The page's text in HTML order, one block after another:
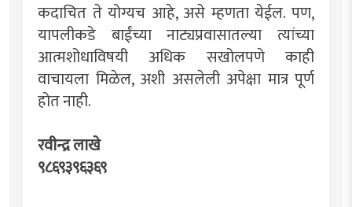
कदाचित ते योग्यच आहे, असे म्हणता येईल. पण,
यापलीकडे बाईंच्या नाट्यप्रवासातल्या त्यांच्या
आत्मशोधाविषयी अधिक सखोलपणे काही
वाचायला मिळेल, अशी असलेली अपेक्षा मात्र पूर्ण
होत नाही.
रवीन्द्र लाखे
९८६९३९६३६९